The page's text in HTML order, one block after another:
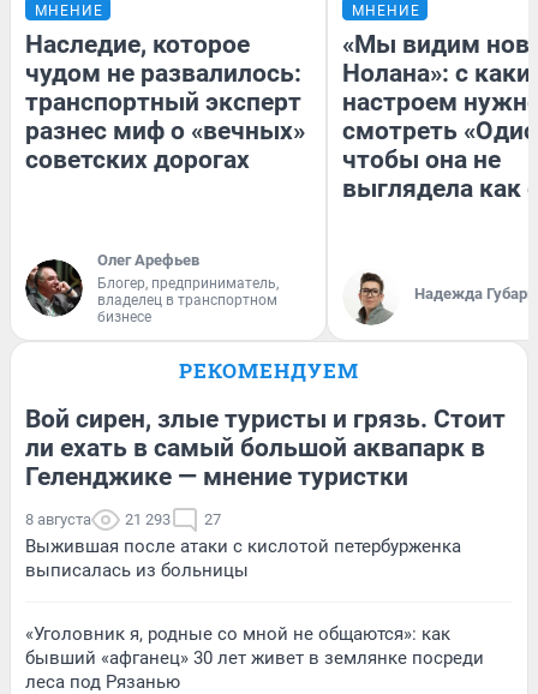
МНЕНИЕ
Наследие, которое
чудом не развалилось:
транспортный эксперт
разнес миф о «вечных»
советских дорогах
Олег Арефьев
Блогер, предприниматель,
владелец в транспортном
бизнесе
МНЕНИЕ
«Мы видим
Нолана»: с
настроем
смотреть
чтобы она не
выглядела как
Надежда Губарь
РЕКОМЕНДУЕМ
Вой сирен, злые туристы и грязь. Стоит
ли ехать в самый большой аквапарк в
Геленджике — мнение туристки
8 августа 21 293 27
Выжившая после атаки с кислотой петербурженка
выписалась из больницы
«Уголовник я, родные со мной не общаются»: как
бывший «афганец» 30 лет живет в землянке посреди
леса под Рязанью